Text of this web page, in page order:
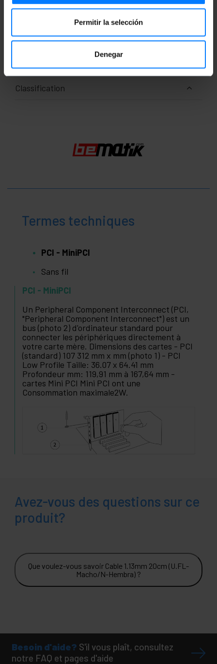
Permitir la selección
Denegar
Mesures et poids
Nombre de colis: 1
Classification
Termes techniques
PCI - MiniPCI
Sans fil
PCI - MiniPCI
Un Peripheral Component Interconnect (PCI,
"Peripheral Component Interconnect") est un
bus (photo 2) d'ordinateur standard pour
connecter les périphériques directement à
votre carte mère. Dimensions des cartes - PCI
(standard) 107 312 mm x mm (photo 1) - PCI
Low Profile Taille: 36.07 x 64.41 mm
Profondeur mm: 119,91 mm à 167,64 mm -
cartes Mini PCI Mini PCI ont une
Consommation maximale2W.
Avez-vous des questions sur ce
produit?
Que voulez-vous savoir Cable 1.13mm 20cm (U.FL-
Macho/N-Hembra) ?
Besoin d'aide? S'il vous plaît, consultez
notre FAQ et pages d'aide